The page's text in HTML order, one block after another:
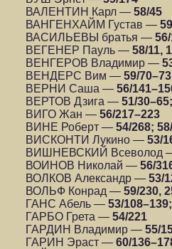
ВАЛЕНТИН Карл — 58/45
ВАНГЕНХАЙМ Густав —
ВАСИЛЬЕВЫ братья —
ВЕГЕНЕР Пауль — 58/11,
ВЕНГЕРОВ Владимир —
ВЕНДЕРС Вим — 59/
ВЕРНИ Саша — 56/
ВЕРТОВ Дзига — 51/
ВИГО Жан — 56/217–223
ВИНЕ Роберт — 54/268;
ВИСКОНТИ Лукино — 53/
ВИШНЕВСКИЙ Всеволод
ВОИНОВ Николай — 56/
ВОЛКОВ Александр — 53/
ВОЛЬФ Конрад — 59/230,
ГАНС Абель — 53/
ГАРБО Грета — 54/221
ГАРДИН Владимир — 55/
ГАРИН Эраст — 60/